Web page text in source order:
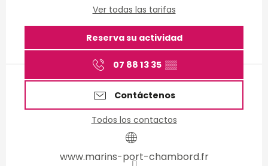
Ver todas las tarifas
Reserva su actividad
07 88 13 35 ▒▒
Contáctenos
Todos los contactos
www.marins-port-chambord.fr